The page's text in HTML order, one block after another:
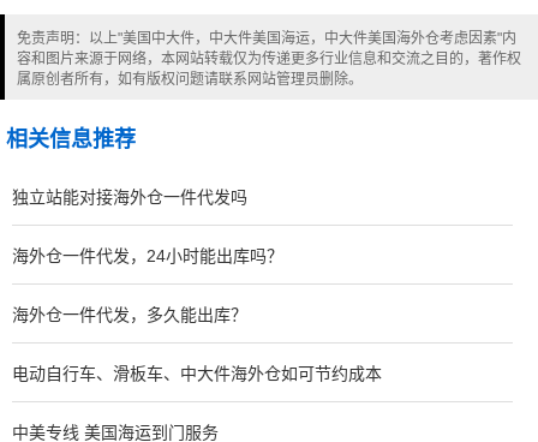
免责声明：以上"美国中大件，中大件美国海运，中大件美国海外仓考虑因素"内
容和图片来源于网络，本网站转载仅为传递更多行业信息和交流之目的，著作权
属原创者所有，如有版权问题请联系网站管理员删除。
相关信息推荐
独立站能对接海外仓一件代发吗
海外仓一件代发，24小时能出库吗？
海外仓一件代发，多久能出库？
电动自行车、滑板车、中大件海外仓如可节约成本
中美专线 美国海运到门服务